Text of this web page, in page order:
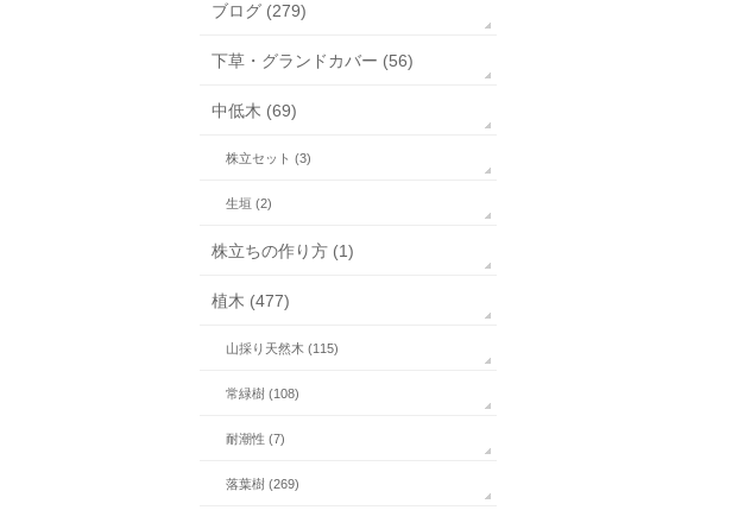
ブログ (279)
下草・グランドカバー (56)
中低木 (69)
株立セット (3)
生垣 (2)
株立ちの作り方 (1)
植木 (477)
山採り天然木 (115)
常緑樹 (108)
耐潮性 (7)
落葉樹 (269)